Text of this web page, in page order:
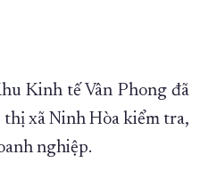
Kinh tế Vân Phong đã
thị xã Ninh Hòa kiểm tra,
nghiệp.